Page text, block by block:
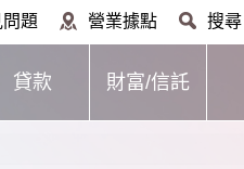
題 營業據點 搜尋
貸款 財富/信託